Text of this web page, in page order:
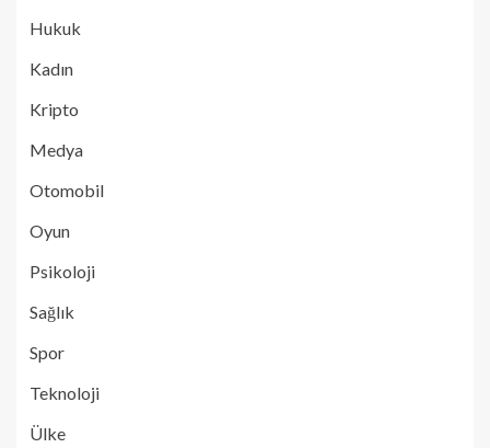
Hukuk
Kadın
Kripto
Medya
Otomobil
Oyun
Psikoloji
Sağlık
Spor
Teknoloji
Ülke